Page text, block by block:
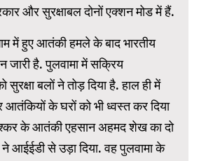
और सुरक्षाबल दोनों एक्शन मोड में हैं.
में हुए आतंकी हमले के बाद भारतीय
जारी है. पुलवामा में सक्रिय
बलों ने तोड़ दिया है. हाल ही में
आतंकियों के घरों को भी ध्वस्त कर दिया
के आतंकी एहसान अहमद शेख का दो
ने आईईडी से उड़ा दिया. वह पुलवामा के